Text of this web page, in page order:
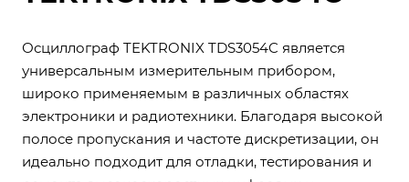
Осциллограф TEKTRONIX TDS3054C является
универсальным измерительным прибором,
широко применяемым в различных областях
электроники и радиотехники. Благодаря высокой
полосе пропускания и частоте дискретизации, он
идеально подходит для отладки, тестирования и